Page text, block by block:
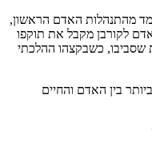
מהתנהלות האדם הראשון,
לקורבן מקבל את תוקפו
שסביבו, כשבקצהו ההלכתי
בין האדם והחיים